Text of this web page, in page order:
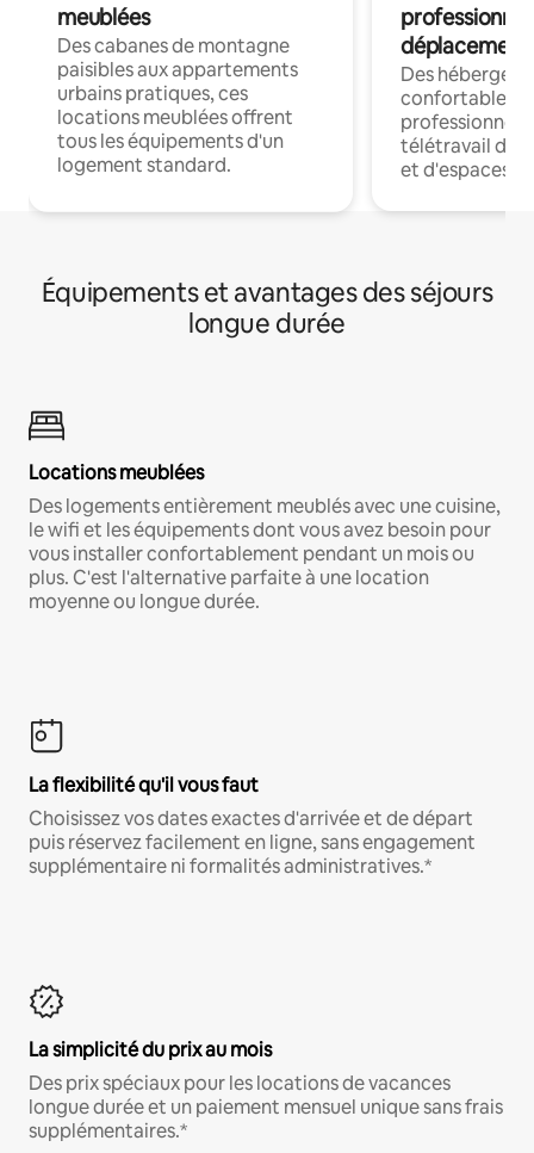
meublées
Des cabanes de montagne
paisibles aux appartements
urbains pratiques, ces
locations meublées offrent
tous les équipements d'un
logement standard.
déplacement
Des
confortables
professionnels
télétravail
et d'espaces
Équipements et avantages des séjours
longue durée
Locations meublées
Des logements entièrement meublés avec une cuisine,
le wifi et les équipements dont vous avez besoin pour
vous installer confortablement pendant un mois ou
plus. C'est l'alternative parfaite à une location
moyenne ou longue durée.
La flexibilité qu'il vous faut
Choisissez vos dates exactes d'arrivée et de départ
puis réservez facilement en ligne, sans engagement
supplémentaire ni formalités administratives.*
La simplicité du prix au mois
Des prix spéciaux pour les locations de vacances
longue durée et un paiement mensuel unique sans frais
supplémentaires.*